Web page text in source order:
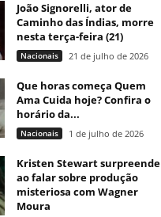
João Signorelli, ator de
Caminho das Índias, morre
nesta terça-feira (21)
Nacionais 21 de julho de 2026
Que horas começa Quem
Ama Cuida hoje? Confira o
horário da...
Nacionais 1 de julho de 2026
Kristen Stewart surpreende
ao falar sobre produção
misteriosa com Wagner
Moura